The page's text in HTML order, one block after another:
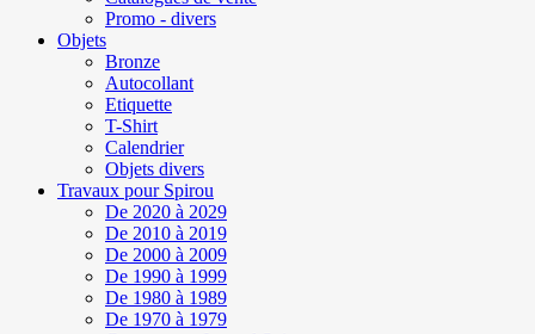
Promo - divers
Objets
Bronze
Autocollant
Etiquette
T-Shirt
Calendrier
Objets divers
Travaux pour Spirou
De 2020 à 2029
De 2010 à 2019
De 2000 à 2009
De 1990 à 1999
De 1980 à 1989
De 1970 à 1979